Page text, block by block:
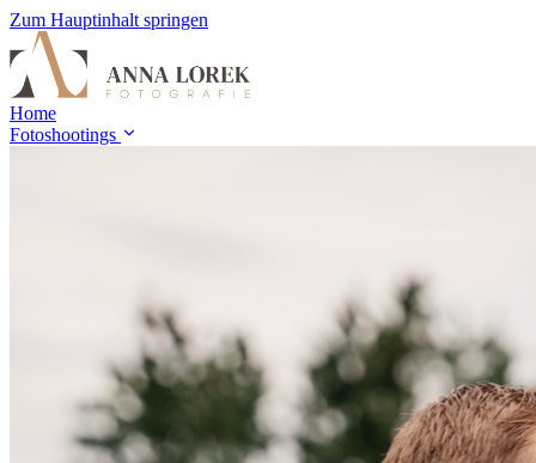
Zum Hauptinhalt springen
Home
Fotoshootings